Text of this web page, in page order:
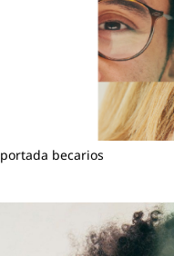
portada becarios